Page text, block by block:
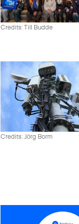
Credits: Till Budde
Credits: Jörg Borm